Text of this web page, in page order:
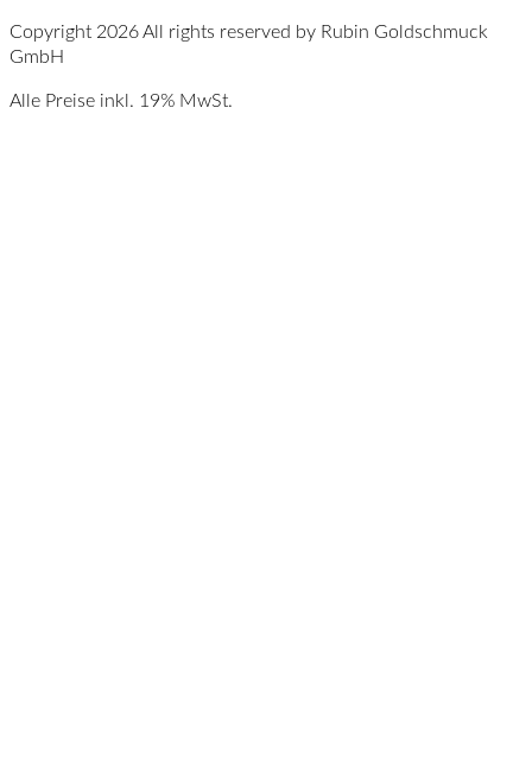
Copyright 2026 All rights reserved by Rubin Goldschmuck
GmbH
Alle Preise inkl. 19% MwSt.